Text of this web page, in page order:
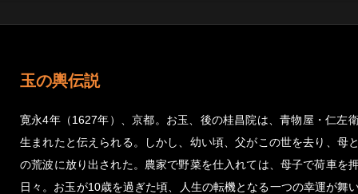
玉の輿伝説
寛永4年（1627年）、京都。お玉、後の桂昌院は、青物屋・仁左
生まれたと伝えられる。しかし、幼い頃、父がこの世を去り、母
の荒波に放り出された。農家で野菜を仕入れては、母子で荷車を
日々。お玉が10歳を過ぎた頃、人生の転機となる一つの幸運が舞